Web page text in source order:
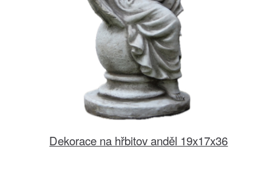
Dekorace na hřbitov anděl 19x17x36